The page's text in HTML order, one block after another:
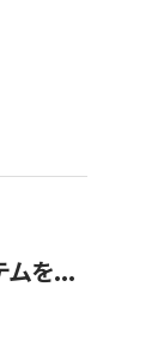
ムを...